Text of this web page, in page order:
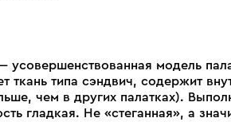
модель
ткань типа сэндвич, содержит
чем в других палатках).
гладкая. Не «стеганная», а